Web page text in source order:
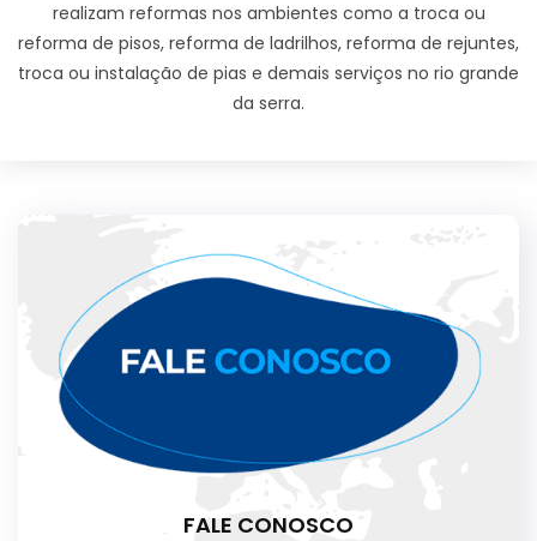
realizam reformas nos ambientes como a troca ou
reforma de pisos, reforma de ladrilhos, reforma de rejuntes,
troca ou instalação de pias e demais serviços no rio grande
da serra.
FALE CONOSCO